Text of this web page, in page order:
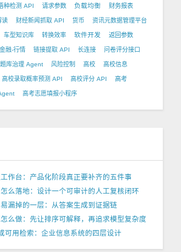
种检测 API 请求参数 负载均衡 财务报表
读 财经新闻抓取 API 货币 资讯元数据管理平台
车型知识库 转换效率 软件开发 返回参数
金融-行情 链接提取 API 长连接 问卷评分接口
题库治理 Agent 风险控制 高校 高校信息
高校录取概率预测 API 高校评分 API 高考
高考志愿填报小程序
作台：产品化阶段真正要补齐的五件事
么落地：设计一个可审计的人工复核闭环
漏掉的一层：从答案生成到证据链
么做：先让排序可解释，再追求模型复杂度
可用检索：企业信息系统的四层设计